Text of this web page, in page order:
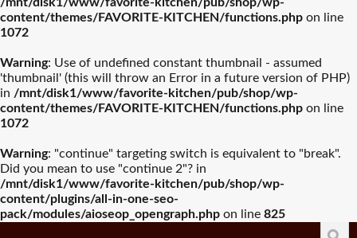
content/themes/FAVORITE-KITCHEN/functions.php on line
1072
Warning: Use of undefined constant thumbnail - assumed
'thumbnail' (this will throw an Error in a future version of PHP)
in /mnt/disk1/www/favorite-kitchen/pub/shop/wp-
content/themes/FAVORITE-KITCHEN/functions.php on line
1072
Warning: "continue" targeting switch is equivalent to "break".
Did you mean to use "continue 2"? in
/mnt/disk1/www/favorite-kitchen/pub/shop/wp-
content/plugins/all-in-one-seo-
pack/modules/aioseop_opengraph.php on line 825